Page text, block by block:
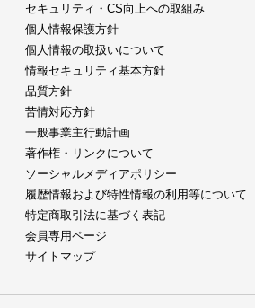
セキュリティ・CS向上への取組み
個人情報保護方針
個人情報の取扱いについて
情報セキュリティ基本方針
品質方針
苦情対応方針
一般事業主行動計画
著作権・リンクについて
ソーシャルメディアポリシー
履歴情報および特性情報の利用等について
特定商取引法に基づく表記
会員専用ページ
サイトマップ